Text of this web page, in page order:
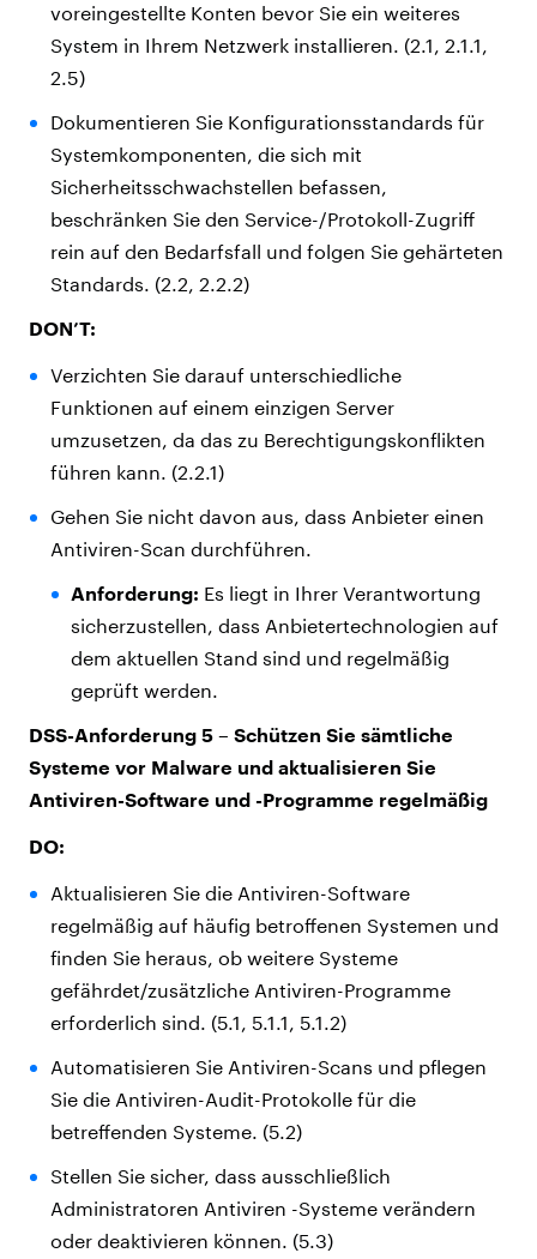
voreingestellte Konten bevor Sie ein weiteres
System in Ihrem Netzwerk installieren. (2.1, 2.1.1,
2.5)
Dokumentieren Sie Konfigurationsstandards für
Systemkomponenten, die sich mit
Sicherheitsschwachstellen befassen,
beschränken Sie den Service-/Protokoll-Zugriff
rein auf den Bedarfsfall und folgen Sie gehärteten
Standards. (2.2, 2.2.2)
DON’T:
Verzichten Sie darauf unterschiedliche
Funktionen auf einem einzigen Server
umzusetzen, da das zu Berechtigungskonflikten
führen kann. (2.2.1)
Gehen Sie nicht davon aus, dass Anbieter einen
Antiviren-Scan durchführen.
Anforderung: Es liegt in Ihrer Verantwortung
sicherzustellen, dass Anbietertechnologien auf
dem aktuellen Stand sind und regelmäßig
geprüft werden.
DSS-Anforderung 5 – Schützen Sie sämtliche
Systeme vor Malware und aktualisieren Sie
Antiviren-Software und -Programme regelmäßig
DO:
Aktualisieren Sie die Antiviren-Software
regelmäßig auf häufig betroffenen Systemen und
finden Sie heraus, ob weitere Systeme
gefährdet/zusätzliche Antiviren-Programme
erforderlich sind. (5.1, 5.1.1, 5.1.2)
Automatisieren Sie Antiviren-Scans und pflegen
Sie die Antiviren-Audit-Protokolle für die
betreffenden Systeme. (5.2)
Stellen Sie sicher, dass ausschließlich
Administratoren Antiviren -Systeme verändern
oder deaktivieren können. (5.3)